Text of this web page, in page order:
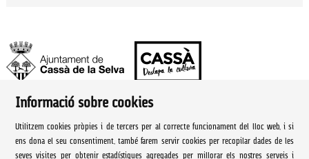
Ajuntament de Cassà de la Selva | Àrea de cultura
Rambla Onze de Setembre, 107
Informació sobre cookies
Utilitzem cookies pròpies i de tercers per al correcte funcionament del lloc web, i si
ens dona el seu consentiment, també farem servir cookies per recopilar dades de les
seves visites per obtenir estadístiques agregades per millorar els nostres serveis i